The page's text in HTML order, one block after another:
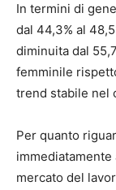
In termini di
dal 44,3% al
diminuita dal
femminile
trend stabile nel
Per quanto
immediatamente
mercato del